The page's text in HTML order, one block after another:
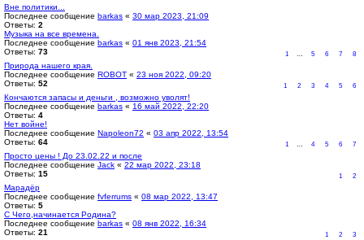
Вне политики...
Последнее сообщение barkas « 30 мар 2023, 21:09
Ответы: 2
Музыка на все времена.
Последнее сообщение barkas « 01 янв 2023, 21:54
Ответы: 73 1 5 6 7 8
Природа нашего края.
Последнее сообщение ROBOT « 23 ноя 2022, 09:20
Ответы: 52 1 2 3 4 5 6
Кончаются запасы и деньги , возможно уволят!
Последнее сообщение barkas « 16 май 2022, 22:20
Ответы: 4
Нет войне!
Последнее сообщение Napoleon72 « 03 апр 2022, 13:54
Ответы: 64 1 4 5 6 7
Просто цены ! До 23.02.22 и после
Последнее сообщение Jack « 22 мар 2022, 23:18
Ответы: 15 1 2
Марадёр
Последнее сообщение fvferrums « 08 мар 2022, 13:47
Ответы: 5
С Чего,начинается Родина?
Последнее сообщение barkas « 08 янв 2022, 16:34
Ответы: 21 1 2 3